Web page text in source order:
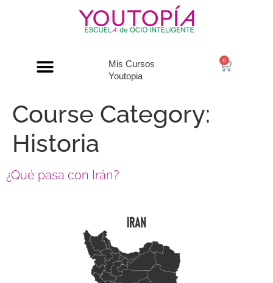
Mis Cursos
Youtopia
0
Course Category:
Historia
¿Qué pasa con Irán?